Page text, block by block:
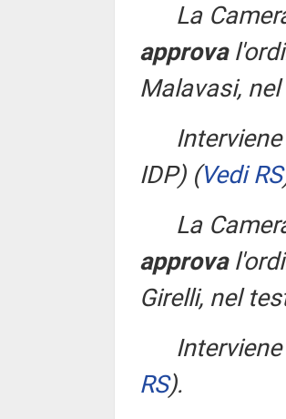
La
approva
Malavasi,
IDP) (Vedi RS
La
approva
Girelli, nel
RS).